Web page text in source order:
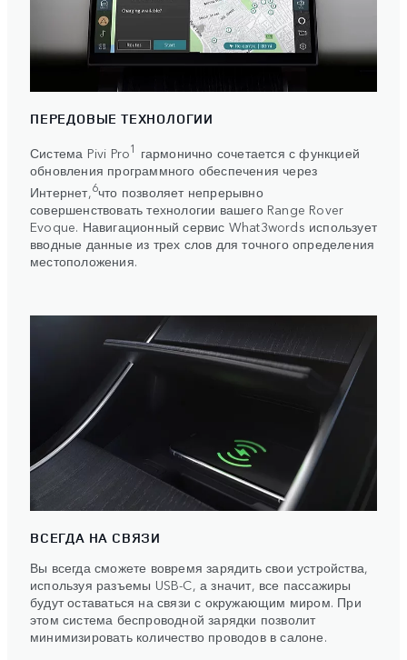
ПЕРЕДОВЫЕ ТЕХНОЛОГИИ
Система Pivi Pro1 гармонично сочетается с функцией
обновления программного обеспечения через
Интернет,6что позволяет непрерывно
совершенствовать технологии вашего Range Rover
Evoque. Навигационный сервис What3words использует
вводные данные из трех слов для точного определения
местоположения.
ВСЕГДА НА СВЯЗИ
Вы всегда сможете вовремя зарядить свои устройства,
используя разъемы USB-C, а значит, все пассажиры
будут оставаться на связи с окружающим миром. При
этом система беспроводной зарядки позволит
минимизировать количество проводов в салоне.